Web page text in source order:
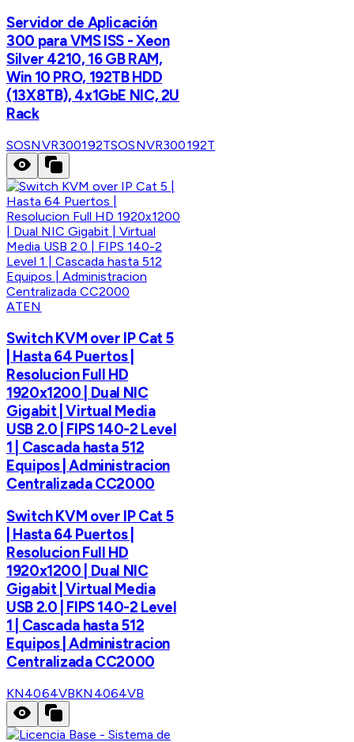
Servidor de Aplicación
300 para VMS ISS - Xeon
Silver 4210, 16 GB RAM,
Win 10 PRO, 192TB HDD
(13X8TB), 4x1GbE NIC, 2U
Rack
SOSNVR300192TSOSNVR300192T
ATEN
Switch KVM over IP Cat 5
| Hasta 64 Puertos |
Resolucion Full HD
1920x1200 | Dual NIC
Gigabit | Virtual Media
USB 2.0 | FIPS 140-2 Level
1 | Cascada hasta 512
Equipos | Administracion
Centralizada CC2000
Switch KVM over IP Cat 5
| Hasta 64 Puertos |
Resolucion Full HD
1920x1200 | Dual NIC
Gigabit | Virtual Media
USB 2.0 | FIPS 140-2 Level
1 | Cascada hasta 512
Equipos | Administracion
Centralizada CC2000
KN4064VBKN4064VB